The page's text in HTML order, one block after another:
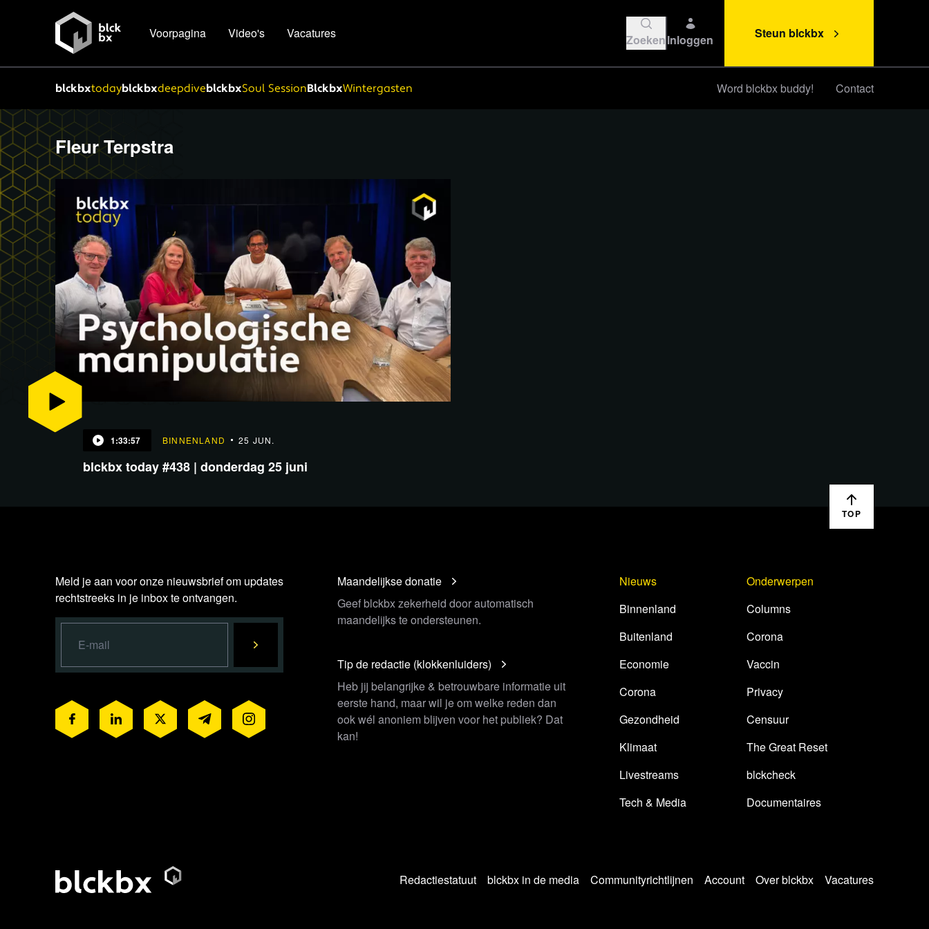
Voorpagina Video's Vacatures ZoekenInloggen Steun blckbx
blckbxtodayblckbxdeepdiveblckbxSoul SessionBlckbxWintergasten Word blckbx buddy! Contact
Fleur Terpstra
1:33:57 BINNENLAND 25 JUN.
blckbx today #438 | donderdag 25 juni
TOP
Meld je aan voor onze nieuwsbrief om updates
rechtstreeks in je inbox te ontvangen.
Maandelijkse donatie
Geef blckbx zekerheid door automatisch
maandelijks te ondersteunen.
Tip de redactie (klokkenluiders)
Heb jij belangrijke & betrouwbare informatie uit
eerste hand, maar wil je om welke reden dan
ook wél anoniem blijven voor het publiek? Dat
kan!
Nieuws
Binnenland
Buitenland
Economie
Corona
Gezondheid
Klimaat
Livestreams
Tech & Media
Onderwerpen
Columns
Corona
Vaccin
Privacy
Censuur
The Great Reset
blckcheck
Documentaires
Redactiestatuut blckbx in de media Communityrichtlijnen Account Over blckbx Vacatures